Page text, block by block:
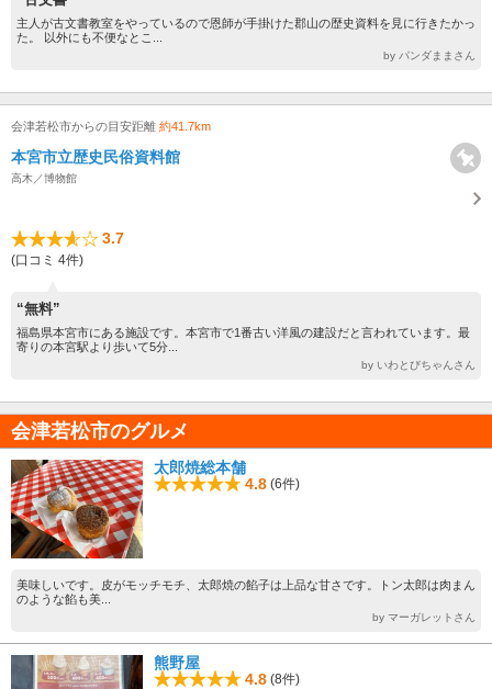
主人が古文書教室をやっているので恩師が手掛けた郡山の歴史資料を見に行きたかっ
た。 以外にも不便なとこ...
by パンダままさん
会津若松市からの目安距離 約41.7km
本宮市立歴史民俗資料館
高木／博物館
3.7
(口コミ 4件)
“無料”
福島県本宮市にある施設です。本宮市で1番古い洋風の建設だと言われています。最
寄りの本宮駅より歩いて5分...
by いわとびちゃんさん
会津若松市のグルメ
太郎焼総本舗
4.8 (6件)
美味しいです。皮がモッチモチ、太郎焼の餡子は上品な甘さです。トン太郎は肉まん
のような餡も美...
by マーガレットさん
熊野屋
4.8 (8件)